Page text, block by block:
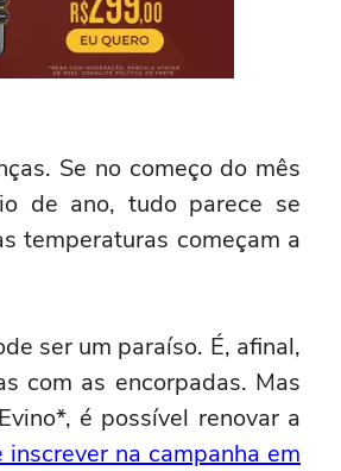
Se no começo do mês
de ano, tudo parece se
temperaturas começam a
ser um paraíso. É, afinal,
com as encorpadas. Mas
é possível renovar a
inscrever na campanha em